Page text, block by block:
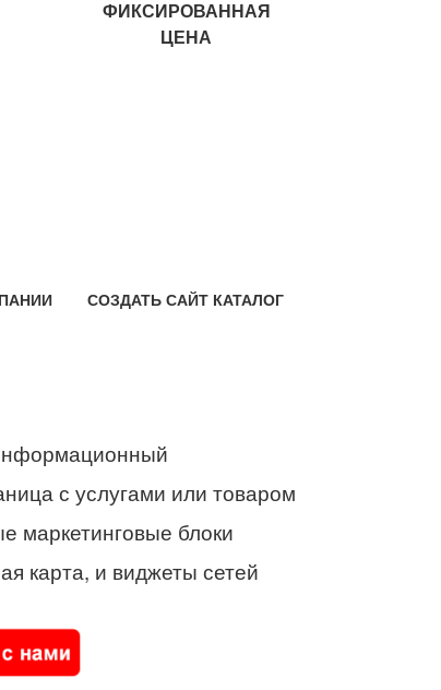
ФИКСИРОВАННАЯ
ЦЕНА
СОЗДАТЬ САЙТ КАТАЛОГ
с услугами или товаром
маркетинговые блоки
карта, и виджеты сетей